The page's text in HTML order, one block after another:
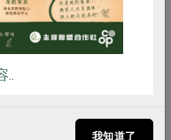
持續為社員把關 展
我知道了